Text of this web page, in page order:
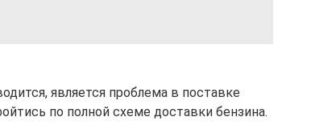
является проблема в поставке
по полной схеме доставки бензина.